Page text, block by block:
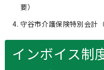
要）
守谷市介護保険特別会計
インボイス制